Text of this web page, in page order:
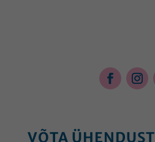
VÕTA ÜHENDUST